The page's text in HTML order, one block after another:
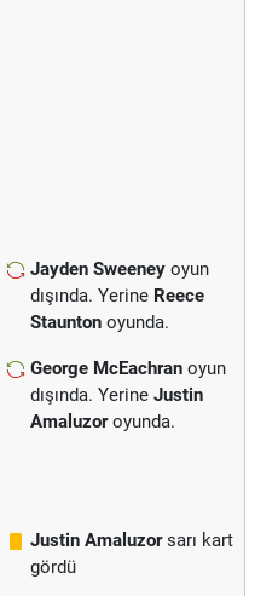
Jayden Sweeney oyun
dışında. Yerine Reece
Staunton oyunda.
George McEachran oyun
dışında. Yerine Justin
Amaluzoroyunda.
Justin Amaluzorsarı kart
gördü